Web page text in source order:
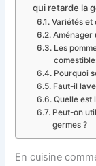
qui retarde la
Variétés et
Aménager
Les
Pourquoi
Faut-il
Quelle est
Peut-on
germes ?
En cuisine